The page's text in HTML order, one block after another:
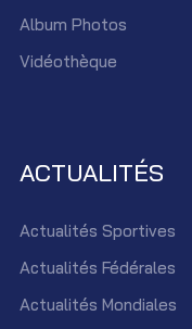
Album Photos
Vidéothèque
ACTUALITÉS
Actualités Sportives
Actualités Fédérales
Actualités Mondiales